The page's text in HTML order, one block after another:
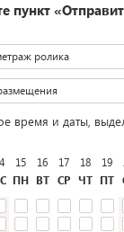
пункт
ролика
время и даты,
15
ПН
16
ВТ
17
СР
18
ЧТ
19
ПТ